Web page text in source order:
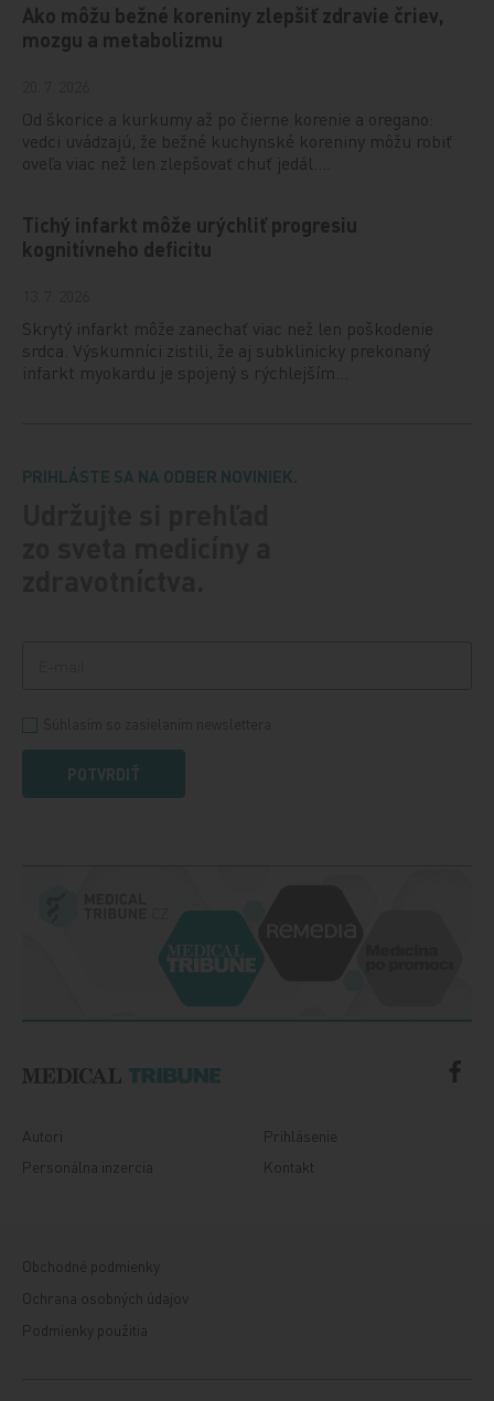
Ako môžu bežné koreniny zlepšiť zdravie čriev,
mozgu a metabolizmu
Od škorice a kurkumy až po čierne korenie a oregano:
vedci uvádzajú, že bežné kuchynské koreniny môžu robiť
oveľa viac než len zlepšovať chuť jedál.…
Tichý infarkt môže urýchliť progresiu
kognitívneho deficitu
Skrytý infarkt môže zanechať viac než len poškodenie
srdca. Výskumníci zistili, že aj subklinicky prekonaný
infarkt myokardu je spojený s rýchlejším…
PRIHLÁSTE SA NA ODBER NOVINIEK.
POTVRDIŤ
Autori
Personálna inzercia
Prihlásenie
Kontakt
Obchodné podmienky
Ochrana osobných údajov
Podmienky použitia